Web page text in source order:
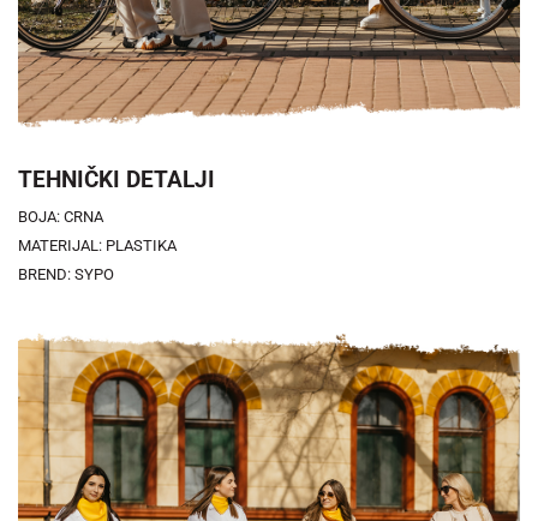
TEHNIČKI DETALJI
BOJA: CRNA
MATERIJAL: PLASTIKA
BREND: SYPO